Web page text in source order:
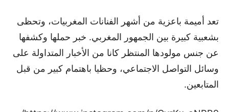
تعد أميمة باعزية من أشهر الفنانات المغربيات، وتحظى
بشعبية كبيرة بين الجمهور المغربي. خبر حملها وكشفها
عن جنس مولودها المنتظر كانا من الأخبار المتداولة على
وسائل التواصل الاجتماعي، وحظيا باهتمام كبير من قبل
المتابعين.